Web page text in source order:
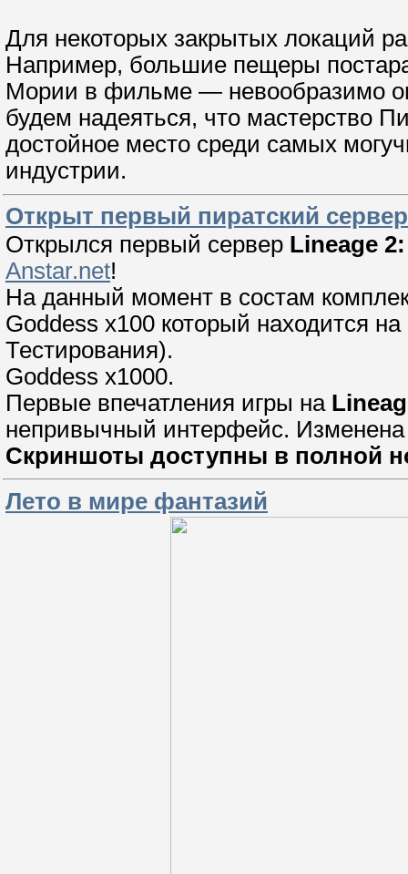
Для некоторых закрытых локаций
Например, большие пещеры
Мории в фильме — невообразимо
будем надеяться, что мастерство
достойное место среди самых
индустрии.
Открыт первый пиратский
Открылся первый сервер Lineage
Anstar.net!
На данный момент в состам
Goddess x100 который находится
Тестирования).
Goddess x1000.
Первые впечатления игры на
непривычный интерфейс. Изменена
Скриншоты доступны в полной
Лето в мире фантазий